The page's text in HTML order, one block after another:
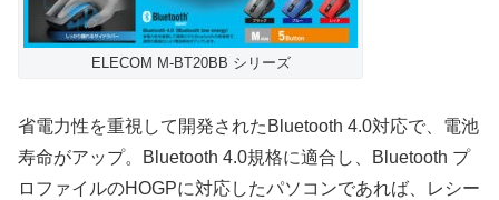
ELECOM M-BT20BB シリーズ
省電力性を重視して開発されたBluetooth 4.0対応で、電池
寿命がアップ。Bluetooth 4.0規格に適合し、Bluetooth プ
ロファイルのHOGPに対応したパソコンであれば、レシー